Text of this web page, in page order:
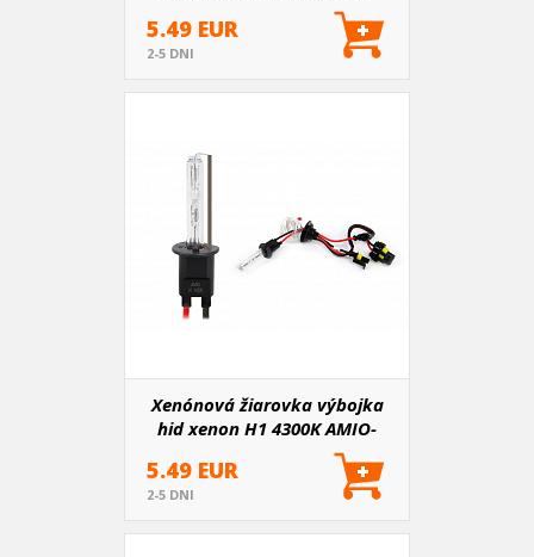
5.49 EUR
2-5 DNI
Xenónová žiarovka výbojka
hid xenon H1 4300K AMIO-
5.49 EUR
2-5 DNI